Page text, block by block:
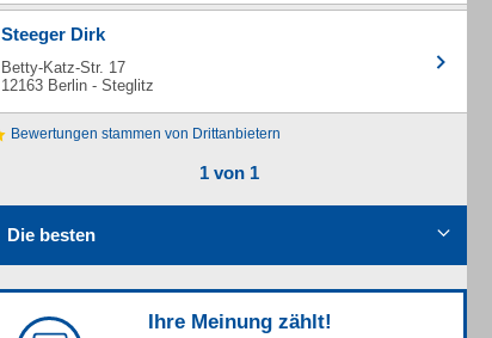
Steeger Dirk
Betty-Katz-Str. 17
12163 Berlin - Steglitz
Bewertungen stammen von Drittanbietern
1 von 1
Die besten
Ihre Meinung zählt!